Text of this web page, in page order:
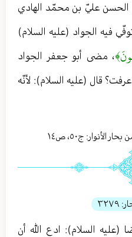
الحسن عليّ بن محمّد الهادي
فيه الجواد (عليه السلام)
، مضى أبو جعفر الجواد
قال (عليه السلام): لأنّه
بحار الأنوار: ج٥٠، ص١٤
٣٢٧٩
(عليه السلام): ادع الله أن